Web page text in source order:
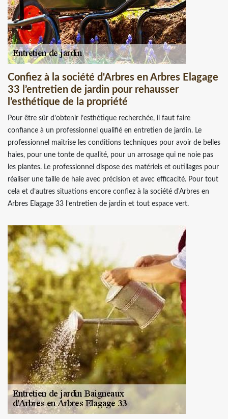
Confiez à la société d'Arbres en Arbres Elagage
33 l’entretien de jardin pour rehausser
l’esthétique de la propriété
Pour être sûr d’obtenir l’esthétique recherchée, il faut faire
confiance à un professionnel qualifié en entretien de jardin. Le
professionnel maitrise les conditions techniques pour avoir de belles
haies, pour une tonte de qualité, pour un arrosage qui ne noie pas
les plantes. Le professionnel dispose des matériels et outillages pour
réaliser une taille de haie avec précision et avec efficacité. Pour tout
cela et d’autres situations encore confiez à la société d'Arbres en
Arbres Elagage 33 l’entretien de jardin et tout espace vert.